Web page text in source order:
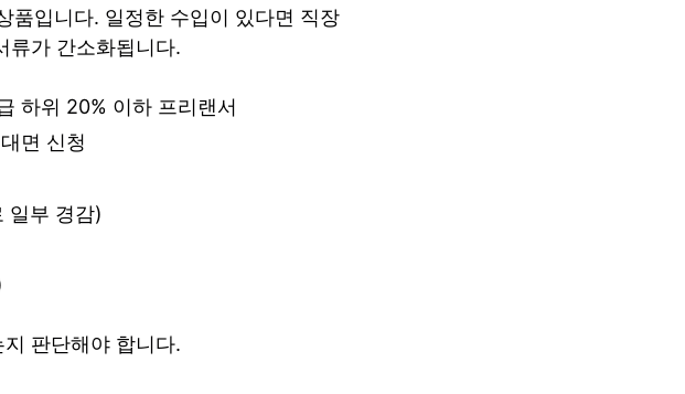
품입니다. 일정한 수입이 있다면 직장
류가 간소화됩니다.
하위 20% 이하 프리랜서
면 신청
일부 경감)
판단해야 합니다.